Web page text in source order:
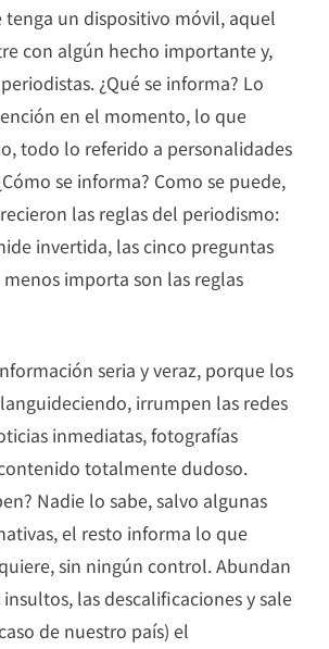
tenga un dispositivo móvil, aquel
con algún hecho importante y,
¿Qué se informa? Lo
en el momento, lo que
todo lo referido a personalidades
se informa? Como se puede,
las reglas del periodismo:
invertida, las cinco preguntas
importa son las reglas
seria y veraz, porque los
irrumpen las redes
inmediatas, fotografías
totalmente dudoso.
Nadie lo sabe, salvo algunas
el resto informa lo que
sin ningún control. Abundan
las descalificaciones y sale
de nuestro país) el